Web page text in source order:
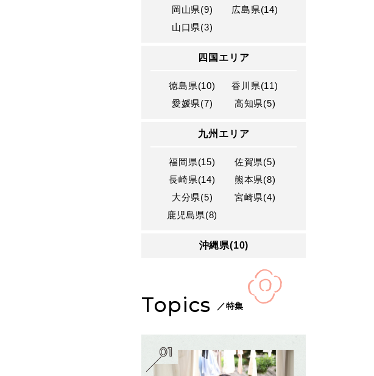
岡山県(9)
広島県(14)
山口県(3)
四国エリア
徳島県(10)
香川県(11)
愛媛県(7)
高知県(5)
九州エリア
福岡県(15)
佐賀県(5)
長崎県(14)
熊本県(8)
大分県(5)
宮崎県(4)
鹿児島県(8)
沖縄県(10)
Topics ／特集